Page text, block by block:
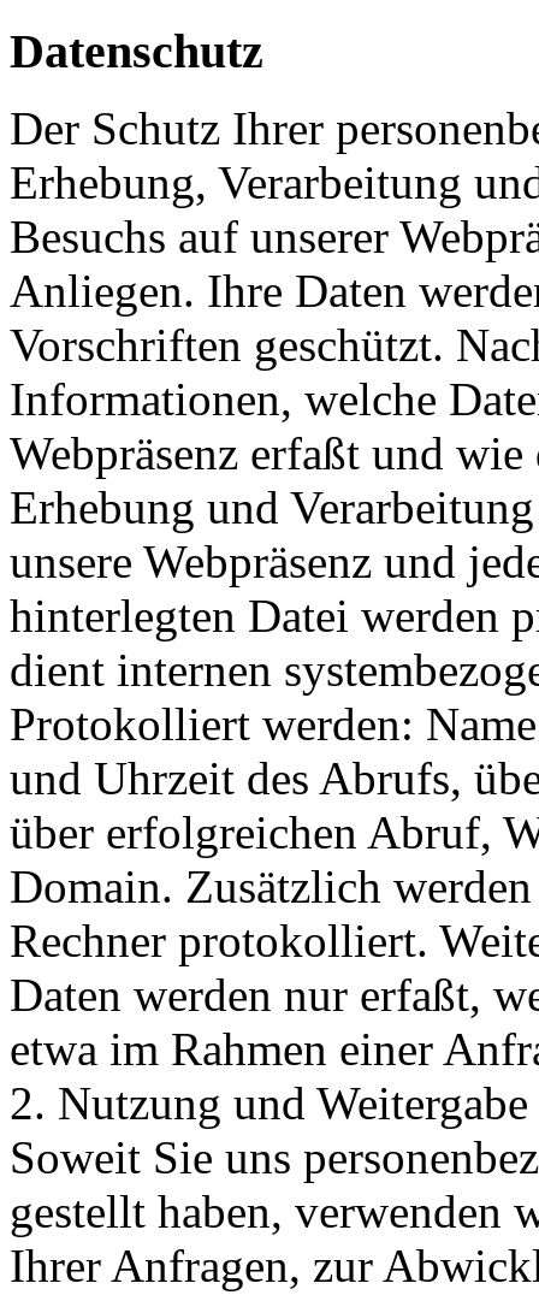
Datenschutz
Der Schutz Ihrer
Erhebung, Verarbeitung
Besuchs auf unserer
Anliegen. Ihre Daten
Vorschriften geschützt.
Informationen, welche
Webpräsenz erfaßt und
Erhebung und
unsere Webpräsenz und
hinterlegten Datei werden
dient internen
Protokolliert werden:
und Uhrzeit des Abrufs,
über erfolgreichen Abruf,
Domain. Zusätzlich
Rechner protokolliert.
Daten werden nur erfaßt,
etwa im Rahmen einer
2. Nutzung und
Soweit Sie uns
gestellt haben, verwenden
Ihrer Anfragen, zur